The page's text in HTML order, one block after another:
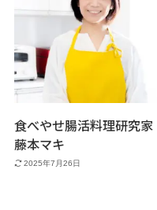
食べやせ腸活料理研究家
藤本マキ
2025年7月26日